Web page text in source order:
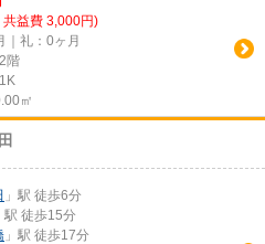
共益費 3,000円)
｜礼：0ヶ月
階
㎡
」駅 徒歩6分
駅 徒歩15分
」駅 徒歩17分